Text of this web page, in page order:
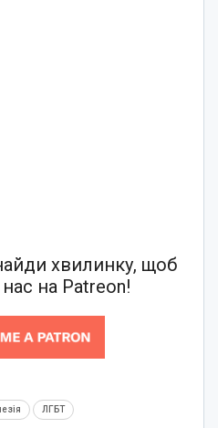
хвилинку, щоб
на Patreon!
ЛГБТ